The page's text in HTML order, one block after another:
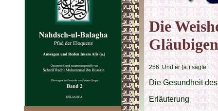
Die
256. Und er (a.) sagte:
Die Gesundheit
Erläuterung